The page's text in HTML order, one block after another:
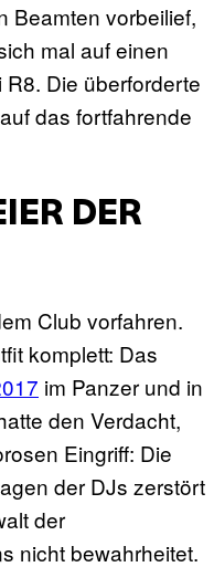
Beamten vorbeilief,
mal auf einen
Die überforderte
das fortfahrende
DER
Club vorfahren.
komplett: Das
im Panzer und in
den Verdacht,
Eingriff: Die
der DJs zerstört
der
nicht bewahrheitet.